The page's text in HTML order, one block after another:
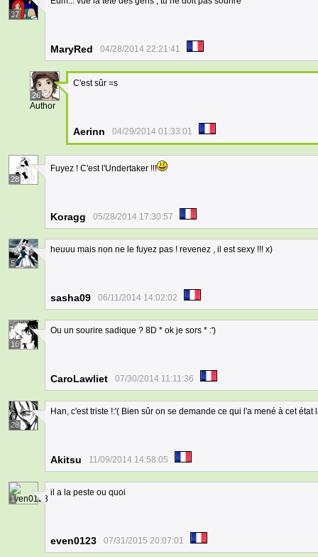
37
MaryRed 04/28/2014 22:21:41
26
Author
C'est sûr =s
Aerinn 04/29/2014 01:33:01
28
Fuyez ! C'est l'Undertaker !!!
Koragg 05/28/2014 17:30:57
5
heuuu mais non ne le fuyez pas ! revenez , il est sexy !!! x)
sasha09 06/11/2014 14:02:02
16
Ou un sourire sadique ? 8D * ok je sors * :')
CaroLawliet 07/30/2014 11:11:36
28
Han, c'est triste !:'( Bien sûr on se demande ce qui l'a mené à cet état
Akitsu 11/09/2014 14:58:05
1
il a la peste ou quoi
even0123 07/31/2015 20:07:01